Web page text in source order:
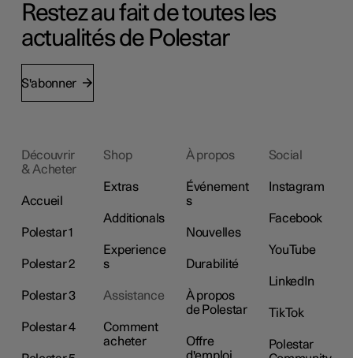
Restez au fait de toutes les
actualités de Polestar
S'abonner
Découvrir
& Acheter
Accueil
Polestar 1
Polestar 2
Polestar 3
Polestar 4
Shop
Extras
Additionals
Experience
s
Assistance
Comment
acheter
À propos
Événement
s
Nouvelles
Durabilité
À propos
de Polestar
Offre
Social
Instagram
Facebook
YouTube
LinkedIn
TikTok
Polestar